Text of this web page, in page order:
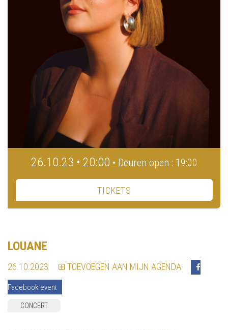
26.10.23 • 20:00 • Deuren open : 19:00
TICKETS
LOUANE
26.10.2023 TOEVOEGEN AAN MIJN AGENDA
Facebook event
CONCERT